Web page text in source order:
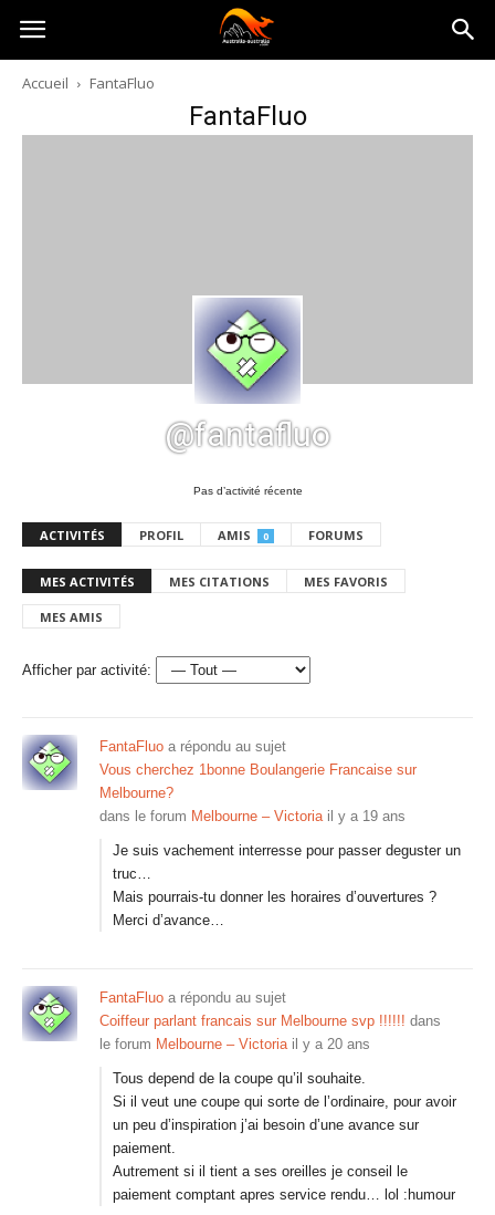
Australia-
australie.com
Accueil FantaFluo
FantaFluo
@fantafluo
Pas d’activité récente
ACTIVITÉS PROFIL AMIS 0 FORUMS
MES ACTIVITÉS MES CITATIONS MES FAVORIS
MES AMIS
Afficher par activité:
FantaFluo a répondu au sujet
Vous cherchez 1bonne Boulangerie Francaise sur
Melbourne?
dans le forum Melbourne – Victoria il y a 19 ans
Je suis vachement interresse pour passer deguster un
truc…
Mais pourrais-tu donner les horaires d’ouvertures ?
Merci d’avance…
FantaFluo a répondu au sujet
Coiffeur parlant francais sur Melbourne svp !!!!!! dans
le forum Melbourne – Victoria il y a 20 ans
Tous depend de la coupe qu’il souhaite.
Si il veut une coupe qui sorte de l’ordinaire, pour avoir
un peu d’inspiration j’ai besoin d’une avance sur
paiement.
Autrement si il tient a ses oreilles je conseil le
paiement comptant apres service rendu… lol :humour